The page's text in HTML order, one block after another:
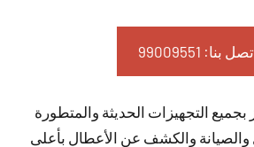
بنا: 99009551‬
بجميع التجهيزات الحديثة والمتطورة
والصيانة والكشف عن الأعطال بأعلى